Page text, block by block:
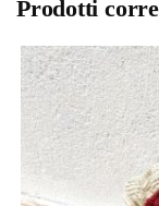
Prodotti